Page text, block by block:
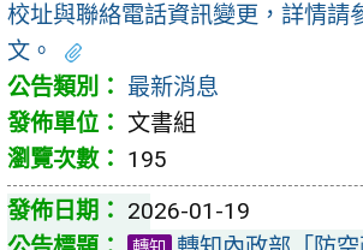
校址與聯絡電話資訊變更，詳情請
文。
最新消息
文書組
195
2026-01-19